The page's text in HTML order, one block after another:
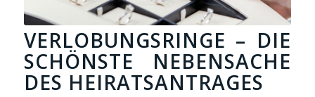
VERLOBUNGSRINGE – DIE
SCHÖNSTE NEBENSACHE
DES HEIRATSANTRAGES